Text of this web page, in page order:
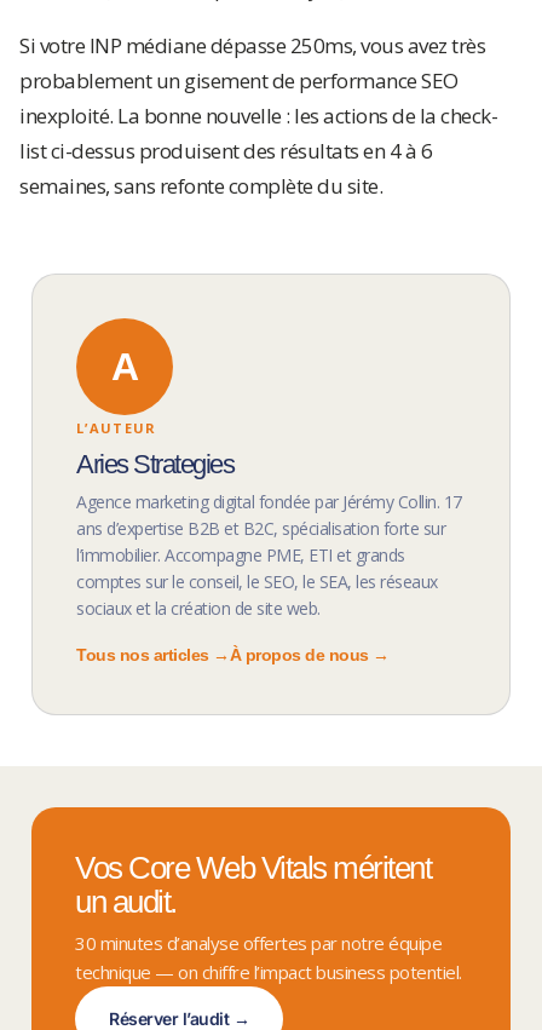
Si votre INP médiane dépasse 250ms, vous avez très
probablement un gisement de performance SEO
inexploité. La bonne nouvelle : les actions de la check-
list ci-dessus produisent des résultats en 4 à 6
semaines, sans refonte complète du site.
A
L’AUTEUR
Aries Strategies
Agence marketing digital fondée par Jérémy Collin. 17
ans d’expertise B2B et B2C, spécialisation forte sur
l’immobilier. Accompagne PME, ETI et grands
comptes sur le conseil, le SEO, le SEA, les réseaux
sociaux et la création de site web.
Tous nos articles →À propos de nous →
Vos Core Web Vitals méritent
un audit.
30 minutes d’analyse offertes par notre équipe
technique — on chiffre l’impact business potentiel.
Réserver l’audit →